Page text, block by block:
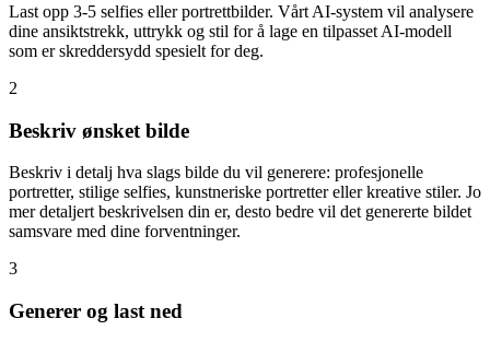
Last opp 3-5 selfies eller portrettbilder. Vårt AI-system vil analysere
dine ansiktstrekk, uttrykk og stil for å lage en tilpasset AI-modell
som er skreddersydd spesielt for deg.
2
Beskriv ønsket bilde
Beskriv i detalj hva slags bilde du vil generere: profesjonelle
portretter, stilige selfies, kunstneriske portretter eller kreative stiler. Jo
mer detaljert beskrivelsen din er, desto bedre vil det genererte bildet
samsvare med dine forventninger.
3
Generer og last ned